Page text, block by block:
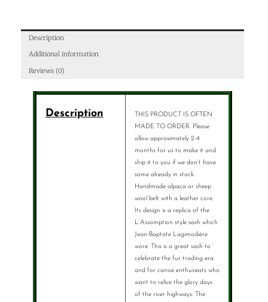
Description
Additional information
Reviews (0)
Description
THIS PRODUCT IS OFTEN
MADE TO ORDER. Please
allow approximately 2-4
months for us to make it and
ship it to you if we don’t have
some already in stock.
Handmade alpaca or sheep
wool belt with a leather core.
Its design is a replica of the
L’Assomption style sash which
Jean-Baptiste Lagimodière
wore. This is a great sash to
celebrate the fur trading era
and for canoe enthusiasts who
want to relive the glory days
of the river highways. The